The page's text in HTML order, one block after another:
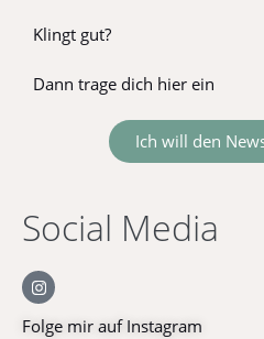
Klingt gut?
Dann trage dich hier ein
Ich will den
Social Media
Folge mir auf Instagram